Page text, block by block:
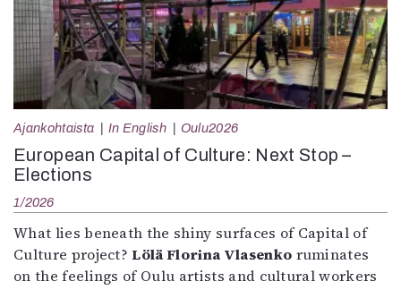
Ajankohtaista In English Oulu2026
European Capital of Culture: Next Stop –
Elections
1/2026
What lies beneath the shiny surfaces of Capital of
Culture project?Lölä Florina Vlasenko ruminates
on the feelings of Oulu artists and cultural workers